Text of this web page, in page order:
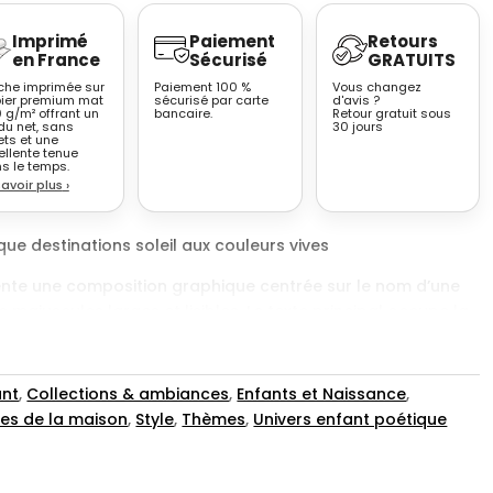
Imprimé
en France
imprimée sur
premium mat
g/m² offrant un
net, sans
et une
tenue
le temps.
plus ›
Paiement
Sécurisé
Paiement 100 %
sécurisé par carte
bancaire.
Retours
GRATUITS
Vous changez
d'avis ?
Retour gratuit sous
30 jours
destinations soleil aux couleurs vives
du visuel, complété par une mention secondaire
Un symbole stylisé accompagne le nom, placé au
forme végétale, œil graphique ou motif abstrait.
uni aux couleurs franches, sans dégradé ni texture
, Collections & ambiances, Enfants et Naissance,
de la maison, Style, Thèmes, Univers enfant poétique